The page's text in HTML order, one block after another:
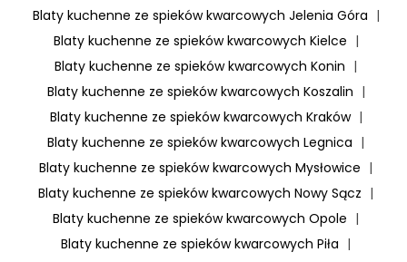
Blaty kuchenne ze spieków kwarcowych Jelenia Góra |
Blaty kuchenne ze spieków kwarcowych Kielce |
Blaty kuchenne ze spieków kwarcowych Konin |
Blaty kuchenne ze spieków kwarcowych Koszalin |
Blaty kuchenne ze spieków kwarcowych Kraków |
Blaty kuchenne ze spieków kwarcowych Legnica |
Blaty kuchenne ze spieków kwarcowych Mysłowice |
Blaty kuchenne ze spieków kwarcowych Nowy Sącz |
Blaty kuchenne ze spieków kwarcowych Opole |
Blaty kuchenne ze spieków kwarcowych Piła |